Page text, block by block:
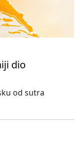
dio
od sutra